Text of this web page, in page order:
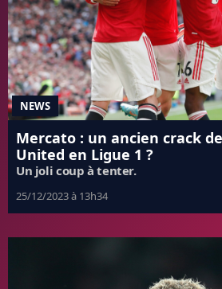
NEWS
Mercato : un ancien crack
United en Ligue 1 ?
Un joli coup à tenter.
25/12/2023 à 13h34